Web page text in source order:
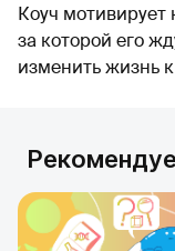
Коуч мотивирует
за которой его
изменить жизнь